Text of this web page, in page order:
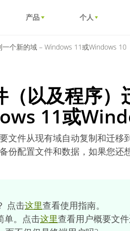
产品 个人
个新的域 – Windows 11或Windows 10
以及程序）
11或
文件从现有域自动复制和迁移
份配置文件和数据，如果您还
点击这里查看使用指南。
单。点击这里查看用户概要文件